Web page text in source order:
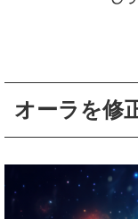
オーラを修